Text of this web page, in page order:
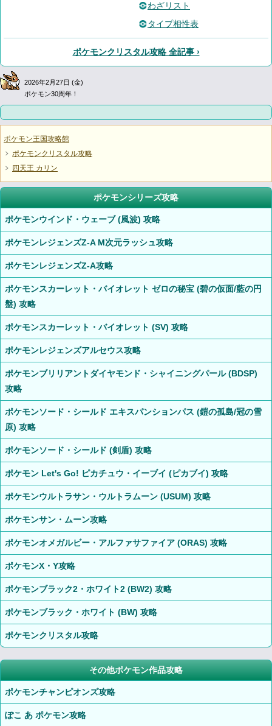
わざリスト
タイプ相性表
ポケモンクリスタル攻略 全記事 ›
2026年2月27日 (金)
ポケモン30周年！
ポケモン王国攻略館
ポケモンクリスタル攻略
四天王 カリン
ポケモンシリーズ攻略
ポケモンウインド・ウェーブ (風波) 攻略
ポケモンレジェンズZ-A M次元ラッシュ攻略
ポケモンレジェンズZ-A攻略
ポケモンスカーレット・バイオレット ゼロの秘宝 (碧の仮面/藍の円
盤) 攻略
ポケモンスカーレット・バイオレット (SV) 攻略
ポケモンレジェンズアルセウス攻略
ポケモンブリリアントダイヤモンド・シャイニングパール (BDSP)
攻略
ポケモンソード・シールド エキスパンションパス (鎧の孤島/冠の雪
原) 攻略
ポケモンソード・シールド (剣盾) 攻略
ポケモン Let's Go! ピカチュウ・イーブイ (ピカブイ) 攻略
ポケモンウルトラサン・ウルトラムーン (USUM) 攻略
ポケモンサン・ムーン攻略
ポケモンオメガルビー・アルファサファイア (ORAS) 攻略
ポケモンX・Y攻略
ポケモンブラック2・ホワイト2 (BW2) 攻略
ポケモンブラック・ホワイト (BW) 攻略
ポケモンクリスタル攻略
その他ポケモン作品攻略
ポケモンチャンピオンズ攻略
ぽこ あ ポケモン攻略